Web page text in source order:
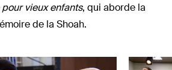
vieux enfants, qui aborde la
de la Shoah.